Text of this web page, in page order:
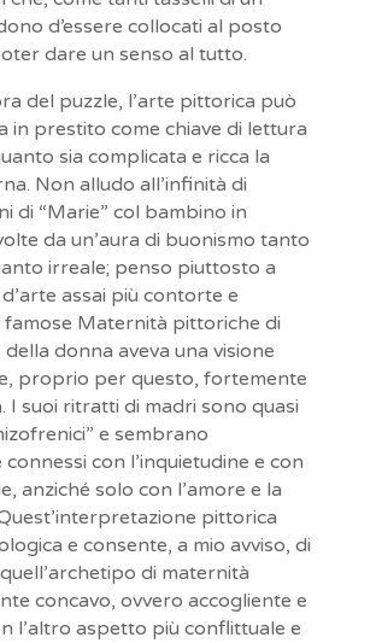
d’essere collocati al posto
dare un senso al tutto.
del puzzle, l’arte pittorica può
in prestito come chiave di lettura
sia complicata e ricca la
Non alludo all’infinità di
di “Marie” col bambino in
da un’aura di buonismo tanto
irreale; penso piuttosto a
assai più contorte e
Maternità pittoriche di
della donna aveva una visione
proprio per questo, fortemente
I suoi ritratti di madri sono quasi
e sembrano
con l’inquietudine e con
anziché solo con l’amore e la
pittorica
e consente, a mio avviso, di
di maternità
concavo, ovvero accogliente e
l’altro aspetto più conflittuale e